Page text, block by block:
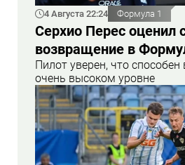
4 Августа 22:24 Формула 1
Серхио Перес оценил
возвращение в
Пилот уверен, что
очень высоком уровне